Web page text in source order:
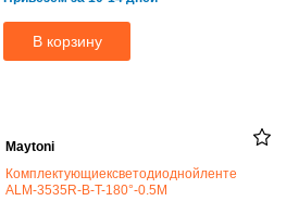
В корзину
Maytoni
Комплектующиексветодиоднойленте
ALM-3535R-B-T-180°-0.5M